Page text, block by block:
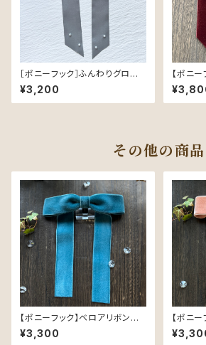
［ポニーフック］ふんわりグロスリ
ボン／Gray｜つやめく軽やかな
ヘアリボン
¥3,200
【ポニ
ワイン（
その他の商品
【ポニーフック】ベロアリボン／
アンティークブルー（36mm幅・
221）
¥3,300
【ポニ
ベージ
3）